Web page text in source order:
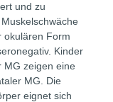
und zu
okulären Form
Kinder
MG zeigen eine
MG. Die
eignet sich